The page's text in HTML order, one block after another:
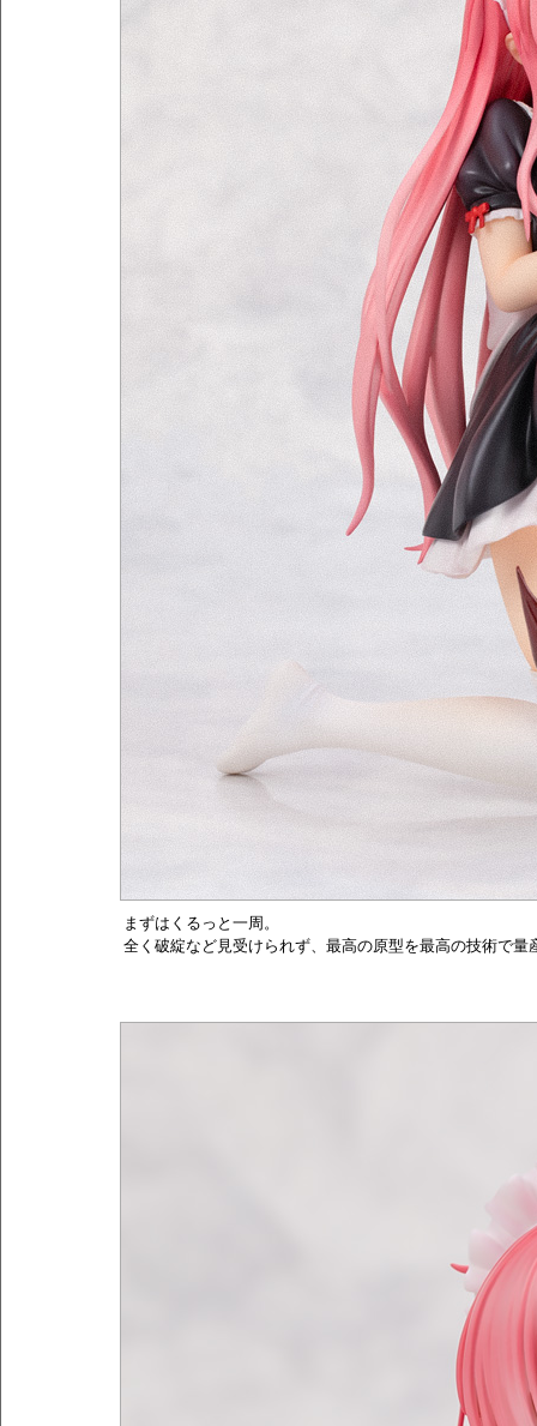
まずはくるっと一周。
全く破綻など見受けられず、最高の原型を最高の技術で